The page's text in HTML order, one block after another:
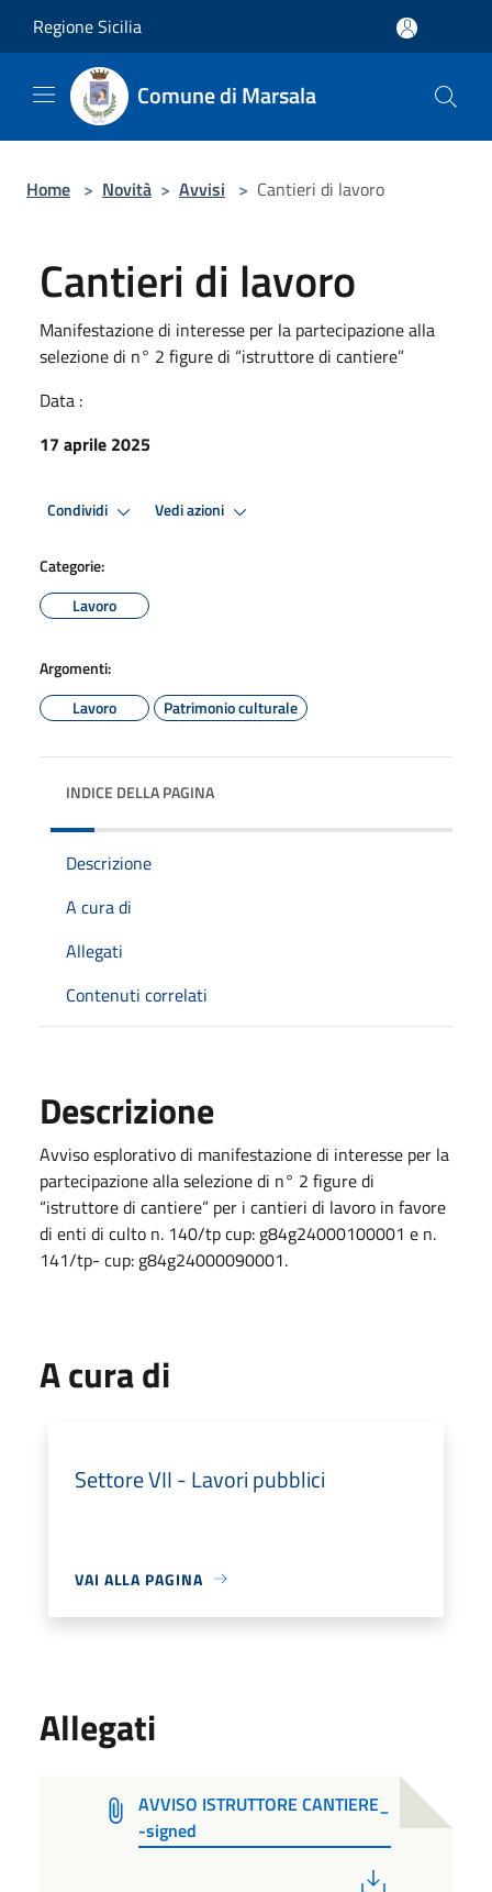
Regione Sicilia
Comune di Marsala
Home > Novità > Avvisi > Cantieri di lavoro
Cantieri di lavoro
Manifestazione di interesse per la partecipazione alla
selezione di n° 2 figure di “istruttore di cantiere”
Data :
17 aprile 2025
Condividi Vedi azioni
Categorie:
Lavoro
Argomenti:
Lavoro
Patrimonio culturale
INDICE DELLA PAGINA
Descrizione
A cura di
Allegati
Contenuti correlati
Descrizione
Avviso esplorativo di manifestazione di interesse per la
partecipazione alla selezione di n° 2 figure di
“istruttore di cantiere” per i cantieri di lavoro in favore
di enti di culto n. 140/tp cup: g84g24000100001 e n.
141/tp- cup: g84g24000090001.
A cura di
Settore VII - Lavori pubblici
VAI ALLA PAGINA
Allegati
AVVISO ISTRUTTORE CANTIERE_
-signed